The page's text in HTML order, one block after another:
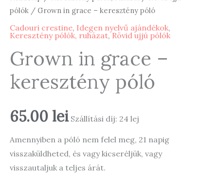
pólók / Grown in grace – keresztény póló
Cadouri crestine, Idegen nyelvű ajándékok,
Keresztény pólók, ruházat,Rövid ujjú pólók
Grown in grace –
keresztény póló
65.00 lei Szállítási díj: 24 lej
Amennyiben a póló nem felel meg, 21 napig
visszaküldheted, és vagy kicseréljük, vagy
visszautaljuk a teljes árát.